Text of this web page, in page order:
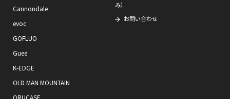
Cannondale
evoc
GOFLUO
Guee
K-EDGE
OLD MAN MOUNTAIN
み）
お問い合わせ